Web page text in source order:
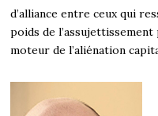
d’alliance entre ceux qui
poids de
moteur de l’aliénation